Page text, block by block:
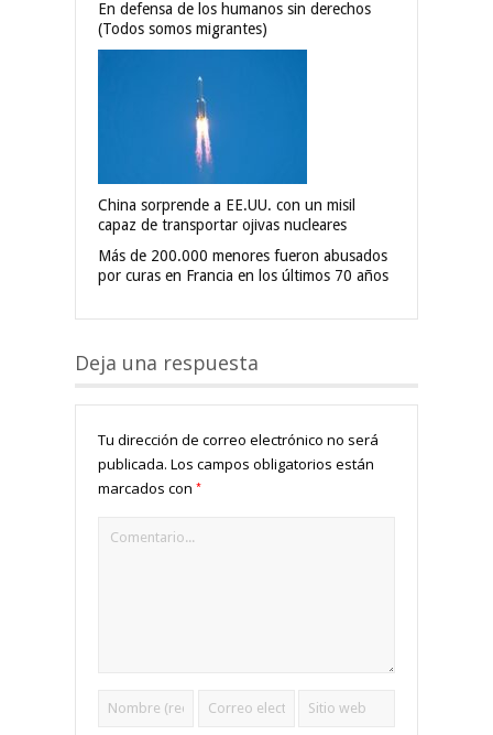
En defensa de los humanos sin derechos
(Todos somos migrantes)
China sorprende a EE.UU. con un misil
capaz de transportar ojivas nucleares
Más de 200.000 menores fueron abusados
por curas en Francia en los últimos 70 años
Deja una respuesta
Tu dirección de correo electrónico no será
publicada. Los campos obligatorios están
marcados con *